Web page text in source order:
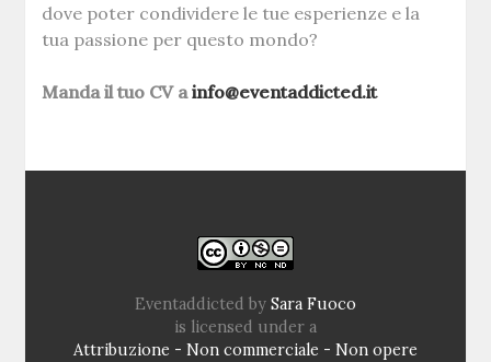
dove poter condividere le tue esperienze e la
tua passione per questo mondo?
Manda il tuo CV ainfo@eventaddicted.it
Eventaddicted by Sara Fuoco
is licensed under a
Attribuzione - Non commerciale - Non opere